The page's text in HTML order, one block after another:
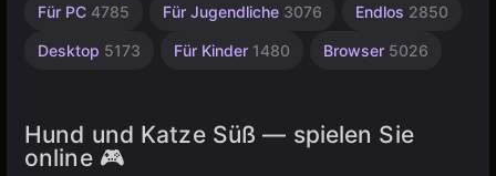
Für PC 4785 Für Jugendliche 3076 Endlos 2850
Desktop 5173 Für Kinder 1480 Browser 5026
Konstruktion
Hund und Katze Süß — spielen Sie
online 🎮